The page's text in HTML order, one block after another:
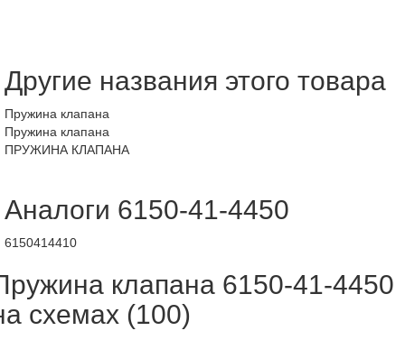
Другие названия этого товара
Пружина клапана
Пружина клапана
ПРУЖИНА КЛАПАНА
Аналоги 6150-41-4450
6150414410
клапана 6150-41-4450
схемах (100)